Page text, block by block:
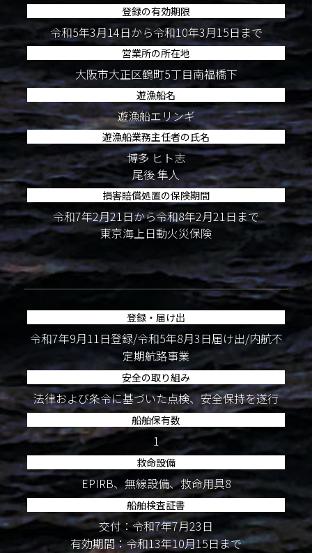
登録の有効期限
令和5年3月14日から令和10年3月15日まで
営業所の所在地
大阪市大正区鶴町5丁目南福橋下
遊漁船名
遊漁船エリンギ
遊漁船業務主任者の氏名
博多 ヒト志
尾後 隼人
損害賠償処置の保険期間
令和7年2月21日から令和8年2月21日まで
東京海上日動火災保険
登録・届け出
令和7年9月11日登録/令和5年8月3日届け出/内航不
定期航路事業
安全の取り組み
法律および条令に基づいた点検、安全保持を遂行
船舶保有数
1
救命設備
EPIRB、無線設備、救命用具8
船舶検査証書
交付：令和7年7月23日
有効期間：令和13年10月15日まで